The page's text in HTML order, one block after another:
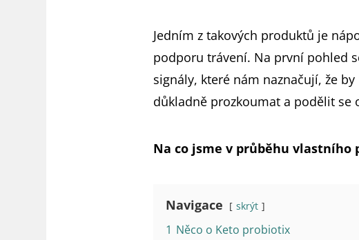
Jedním z takových produktů je
podporu trávení. Na první pohled
signály, které nám naznačují, že
důkladně prozkoumat a podělit se
Na co jsme v průběhu vlastního
Navigace skrýt
1 Něco o Keto probiotix